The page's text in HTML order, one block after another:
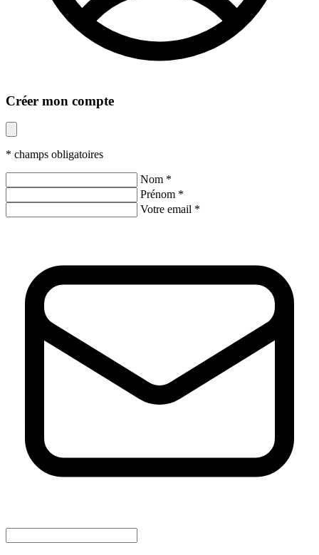
Créer mon compte
* champs obligatoires
Nom *
Prénom *
Votre email *